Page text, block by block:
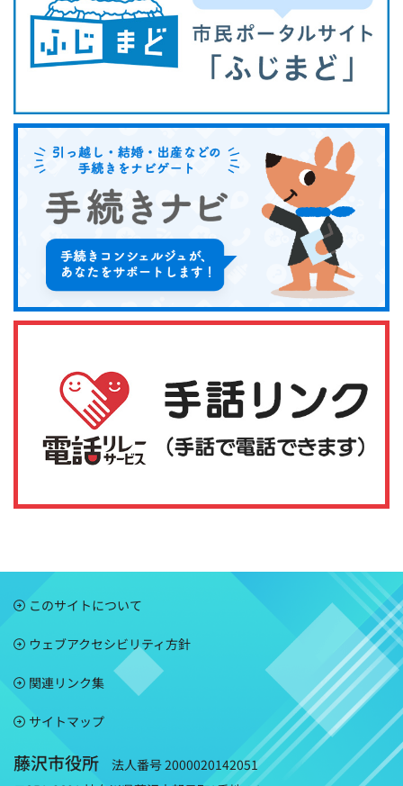
このサイトについて
ウェブアクセシビリティ方針
関連リンク集
サイトマップ
藤沢市役所
法人番号 2000020142051